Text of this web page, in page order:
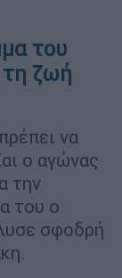
του
ζωή
να
ο αγώνας
την
του ο
σφοδρή